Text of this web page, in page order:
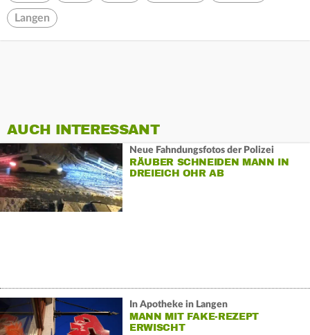
Langen
AUCH INTERESSANT
Neue Fahndungsfotos der Polizei
RÄUBER SCHNEIDEN MANN IN
DREIEICH OHR AB
In Apotheke in Langen
MANN MIT FAKE-REZEPT
ERWISCHT